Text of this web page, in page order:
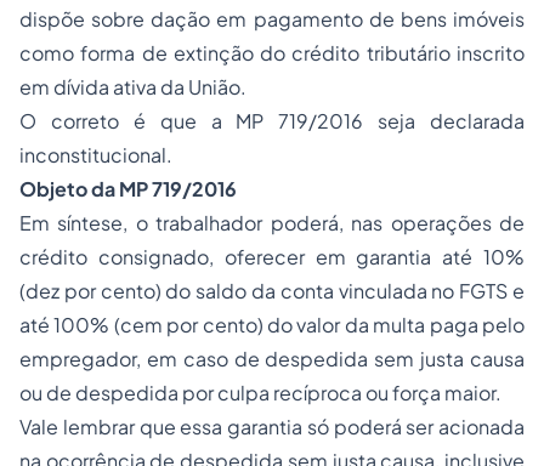
dispõe sobre dação em pagamento de bens imóveis
como forma de extinção do crédito tributário inscrito
em dívida ativa da União.
O correto é que a MP 719/2016 seja declarada
inconstitucional.
Objeto da MP 719/2016
Em síntese, o trabalhador poderá, nas operações de
crédito consignado, oferecer em garantia até 10%
(dez por cento) do saldo da conta vinculada no FGTS e
até 100% (cem por cento) do valor da multa paga pelo
empregador, em caso de despedida sem justa causa
ou de despedida por culpa recíproca ou força maior.
Vale lembrar que essa garantia só poderá ser acionada